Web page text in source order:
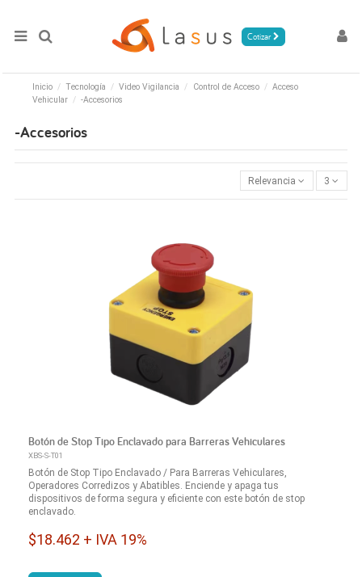
Cotizar
Inicio Tecnología Video Vigilancia Control de Acceso
Acceso
Vehicular
-Accesorios
-Accesorios
Relevancia 3
Botón de Stop Tipo Enclavado para Barreras Vehiculares
XBS-S-T01
Botón de Stop Tipo Enclavado / Para Barreras Vehiculares,
Operadores Corredizos y Abatibles. Enciende y apaga tus
dispositivos de forma segura y eficiente con este botón de stop
enclavado.
$18.462 + IVA 19%